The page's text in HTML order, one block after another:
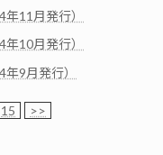
11月発行）
10月発行）
9月発行）
15 >>